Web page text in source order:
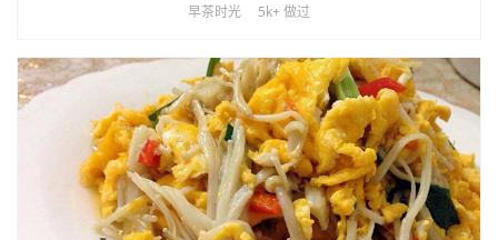
早茶时光 5k+ 做过